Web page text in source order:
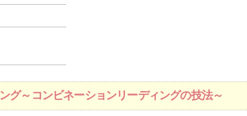
グ～コンビネーションリーディングの技法～